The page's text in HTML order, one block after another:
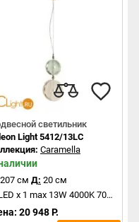
светильник
Light 5412/13LC
Caramella
207 см Д: 20 см
x 1 max 13W 4000K 700Lm
20 948 Р.